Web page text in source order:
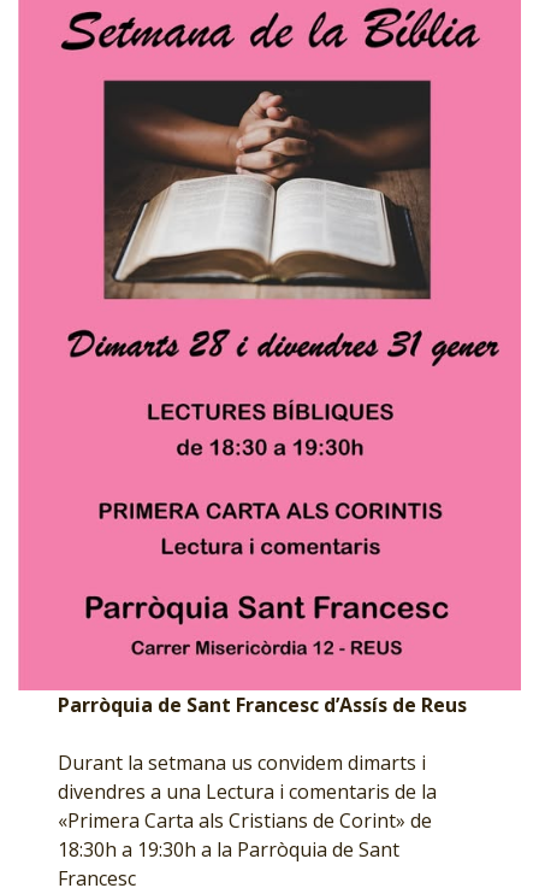
Parròquia de Sant Francesc d’Assís de Reus
Durant la setmana us convidem dimarts i
divendres a una Lectura i comentaris de la
«Primera Carta als Cristians de Corint» de
18:30h a 19:30h a la Parròquia de Sant
Francesc